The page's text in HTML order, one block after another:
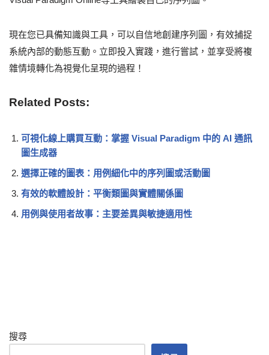
現在您已具備知識與工具，可以自信地創建序列圖，有效捕捉
系統內部的動態互動。立即投入實踐，進行嘗試，並享受將複
雜情境轉化為視覺化呈現的過程！
Related Posts:
可視化線上購買互動：掌握 Visual Paradigm 中的 AI 通訊
圖生成器
選擇正確的圖表：用例細化中的序列圖或活動圖
有效的軟體設計：平衡類圖與實體關係圖
用例與使用者故事：主要差異與敏捷適用性
搜尋